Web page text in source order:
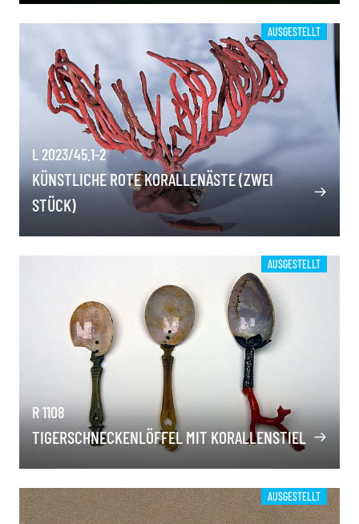
AUSGESTELLT
L 2023/45.1-2
KÜNSTLICHE ROTE KORALLENÄSTE (ZWEI
STÜCK)
AUSGESTELLT
R 1108
TIGERSCHNECKENLÖFFEL MIT KORALLENSTIEL
AUSGESTELLT